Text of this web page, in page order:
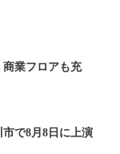
業フロアも充
で8月8日に上演